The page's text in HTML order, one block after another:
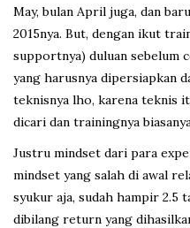
May, bulan April juga, dan
2015nya. But, dengan ikut
supportnya) duluan sebelum
yang harusnya dipersiapkan
teknisnya lho, karena teknis
dicari dan trainingnya biasanya
Justru mindset dari para
mindset yang salah di awal
syukur aja, sudah hampir 2.5
dibilang return yang